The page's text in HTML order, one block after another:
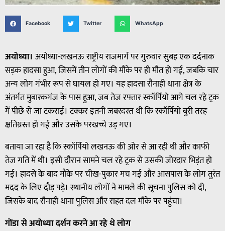
Facebook Twitter WhatsApp
अयोध्या। अयोध्या-लखनऊ राष्ट्रीय राजमार्ग पर गुरुवार सुबह एक दर्दनाक
सड़क हादसा हुआ, जिसमें तीन लोगों की मौके पर ही मौत हो गई, जबकि चार
अन्य लोग गंभीर रूप से घायल हो गए। यह हादसा रौनाही थाना क्षेत्र के
अंतर्गत मुबारकगंज के पास हुआ, जब तेज रफ्तार स्कॉर्पियो आगे चल रहे ट्रक
में पीछे से जा टकराई। टक्कर इतनी जबरदस्त थी कि स्कॉर्पियो बुरी तरह
क्षतिग्रस्त हो गई और उसके परखच्चे उड़ गए।
बताया जा रहा है कि स्कॉर्पियो लखनऊ की ओर से आ रही थी और काफी
तेज गति में थी। इसी दौरान सामने चल रहे ट्रक से उसकी जोरदार भिड़ंत हो
गई। हादसे के बाद मौके पर चीख-पुकार मच गई और आसपास के लोग तुरंत
मदद के लिए दौड़ पड़े। स्थानीय लोगों ने मामले की सूचना पुलिस को दी,
जिसके बाद रौनाही थाना पुलिस और राहत दल मौके पर पहुंचा।
गोंडा से अयोध्या दर्शन करने आ रहे थे लोग